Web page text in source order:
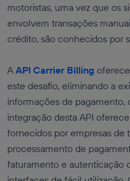
motoristas, uma vez que os
envolvem transações
crédito, são conhecidos por
A API Carrier Billing
este desafio, eliminando a
informações de
integração desta API
fornecidos por empresas
processamento de
faturamento e autenticação